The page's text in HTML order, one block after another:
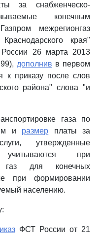
за снабженческо-
конечным
межрегионгаз
края"
России 26 марта 2013
дополнив в первом
к приказу после слов
района" слова "и
газа по
и размер платы за
утвержденные
при
для конечных
при формировании
населению.
ФСТ России от 21